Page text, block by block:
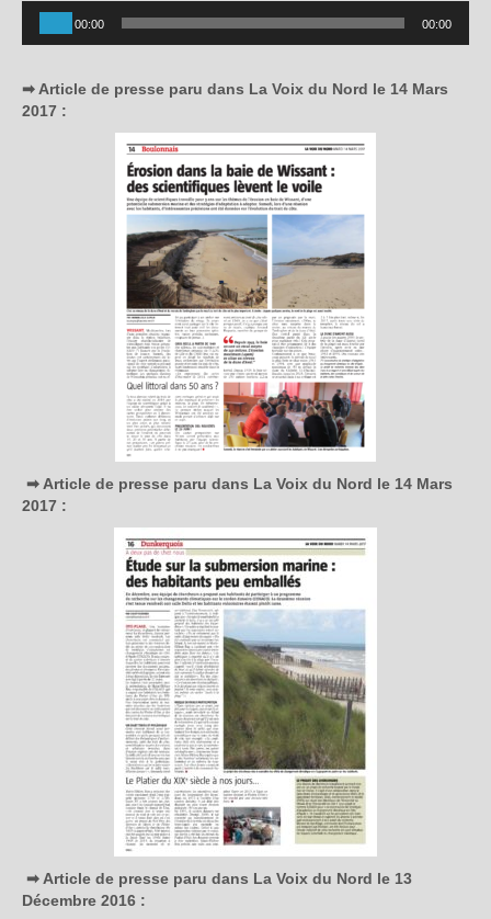
Lecteur
audio
00:00 00:00
➡ Article de presse paru dans La Voix du Nord le 14 Mars
2017 :
➡ Article de presse paru dans La Voix du Nord le 14 Mars
2017 :
➡ Article de presse paru dans La Voix du Nord le 13
Décembre 2016 :